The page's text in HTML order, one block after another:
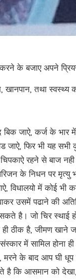
के बजाए अपने
खानपान, तथा स्वस्थ्य
जाऐ, कर्ज के भार
जाऐ, फिर भी यह
रहने से बाज
के निधन पर
विधालयो में कोई भी
उसमें पढाने की
है। जो चिर स्थाई
ठीक है, जीमण खाने
में सामिल होना
के बाद आप घी धूप
है कि आसमान को